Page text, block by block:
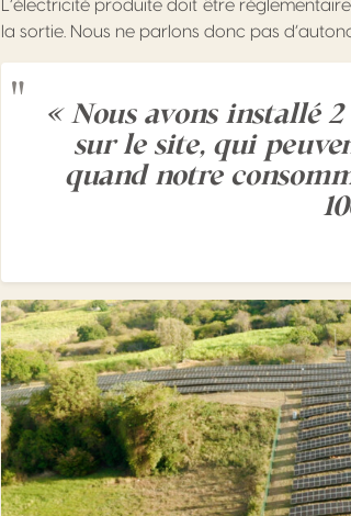
L’électricité produite doit être
la sortie. Nous ne parlons donc pas
« Nous avons installé
sur le site, qui
quand notre